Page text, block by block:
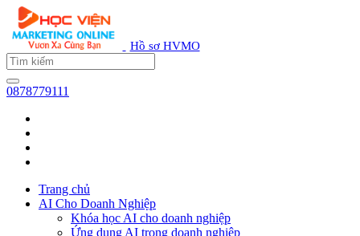
Hồ sơ HVMO
0878779111
Trang chủ
AI Cho Doanh Nghiệp
Khóa học AI cho doanh nghiệp
Ứng dụng AI trong doanh nghiệp